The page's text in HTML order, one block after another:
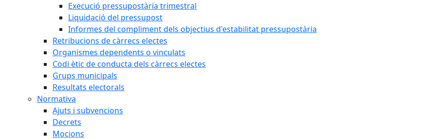
Execució pressupostària trimestral
Liquidació del pressupost
Informes del compliment dels objectius d'estabilitat pressupostària
Retribucions de càrrecs electes
Organismes dependents o vinculats
Codi ètic de conducta dels càrrecs electes
Grups municipals
Resultats electorals
Normativa
Ajuts i subvencions
Decrets
Mocions